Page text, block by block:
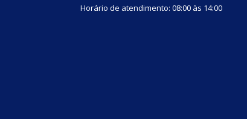
Horário de atendimento: 08:00 às 14:00